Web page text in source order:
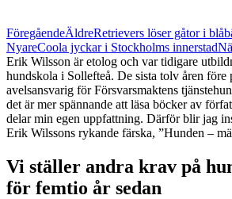
FöregåendeÄldreRetrievers löser gåtor i
NyareCoola jyckar i Stockholms innerstad
Erik Wilsson är etolog och var tidigare
hundskola i Sollefteå. De sista tolv åren före
avelsansvarig för Försvarsmaktens
det är mer spännande att läsa böcker av
delar min egen uppfattning. Därför blir jag
Erik Wilssons rykande färska, ”Hunden –
Vi ställer andra krav på
för femtio år sedan